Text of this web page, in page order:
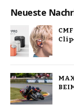
Neueste